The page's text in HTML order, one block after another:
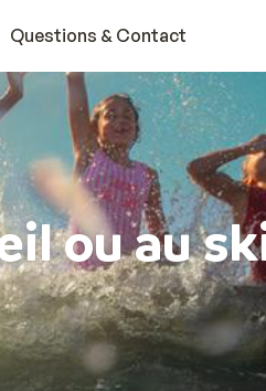
Questions & Contact
ou au